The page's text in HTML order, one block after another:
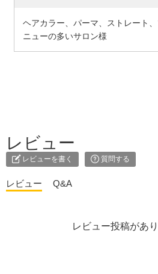
ヘアカラー、パーマ、ストレート
ニューの多いサロン様
レビュー
レビューを書く 質問する
レビュー Q&A
レビュー投稿があり